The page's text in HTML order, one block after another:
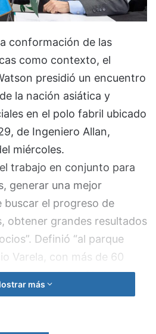
conformación de las
como contexto, el
presidió un encuentro
la nación asiática y
en el polo fabril ubicado
de Ingeniero Allan,
miércoles.
el trabajo en conjunto para
generar una mejor
el progreso de
obtener grandes resultados
”. Definió “al parque
Varela, con más de 60
un espacio de fácil
por sus prácticas
más